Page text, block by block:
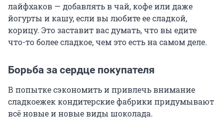
лайфхаков — добавлять в чай, кофе или даже
йогурты и кашу, если вы любите ее сладкой,
корицу. Это заставит вас думать, что вы едите
что-то более сладкое, чем это есть на самом деле.
Борьба за сердце покупателя
В попытке сэкономить и привлечь внимание
сладкоежек кондитерские фабрики придумывают
всё новые и новые виды шоколада.